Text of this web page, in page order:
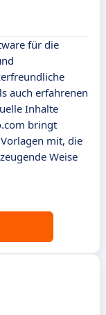
für die
auch erfahrenen
Inhalte
bringt
mit, die
Weise